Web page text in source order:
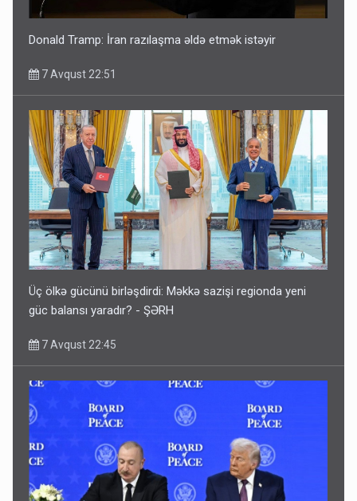
Donald Tramp: İran razılaşma əldə etmək istəyir
7 Avqust 22:51
Üç ölkə gücünü birləşdirdi: Məkkə sazişi regionda yeni
güc balansı yaradır? - ŞƏRH
7 Avqust 22:45